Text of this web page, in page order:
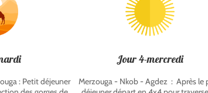
: Petit déjeuner
Jour 4-mercredi
Merzouga - Nkob - Agdez : Après le